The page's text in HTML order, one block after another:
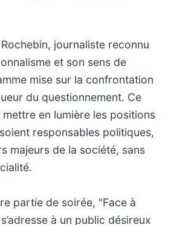
journaliste reconnu
et son sens de
mise sur la confrontation
du questionnement. Ce
en lumière les positions
responsables politiques,
majeurs de la société, sans
partie de soirée, "Face à
à un public désireux